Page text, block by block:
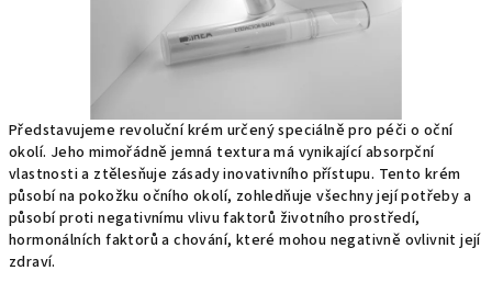
Představujeme revoluční krém určený speciálně pro péči o oční
okolí. Jeho mimořádně jemná textura má vynikající absorpční
vlastnosti a ztělesňuje zásady inovativního přístupu. Tento krém
působí na pokožku očního okolí, zohledňuje všechny její potřeby a
působí proti negativnímu vlivu faktorů životního prostředí,
hormonálních faktorů a chování, které mohou negativně ovlivnit její
zdraví.